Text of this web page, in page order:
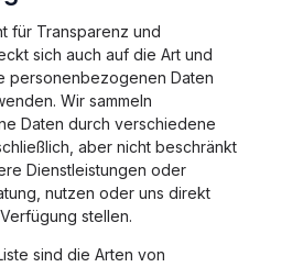
für Transparenz und
sich auch auf die Art und
personenbezogenen Daten
Wir sammeln
Daten durch verschiedene
aber nicht beschränkt
Dienstleistungen oder
nutzen oder uns direkt
stellen.
sind die Arten von